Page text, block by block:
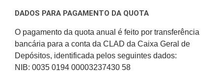
DADOS PARA PAGAMENTO DA QUOTA
O pagamento da quota anual é feito por transferência
bancária para a conta da CLAD da Caixa Geral de
Depósitos, identificada pelos seguintes dados:
NIB: 0035 0194 00003237430 58